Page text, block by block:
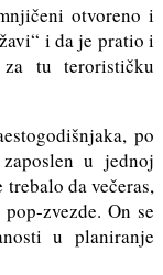
otvoreno i
i da je pratio i
za tu terorističku
po
u jednoj
da večeras,
zvezde. On se
u planiranje